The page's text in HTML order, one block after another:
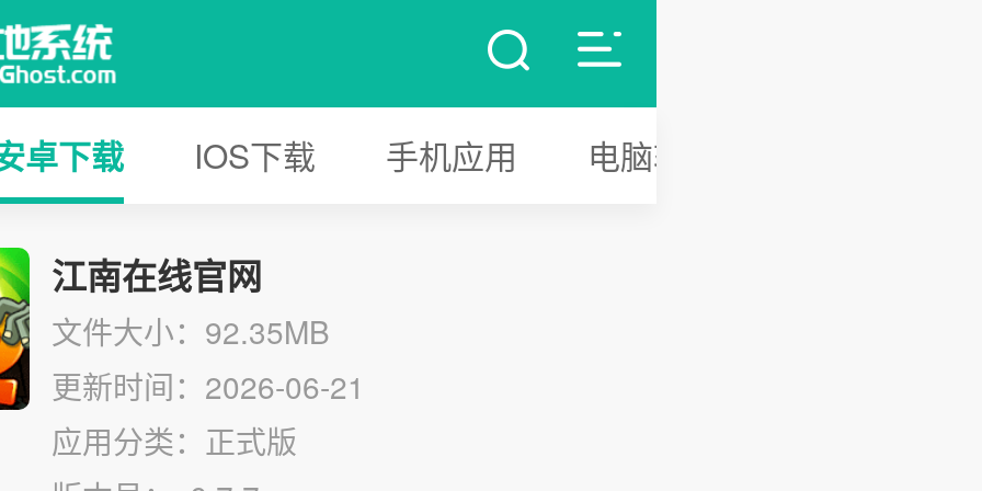
卓下载 IOS下载 手机应用 电脑软件
江南在线官网
文件大小：92.35MB
更新时间：2026-06-21
应用分类：正式版